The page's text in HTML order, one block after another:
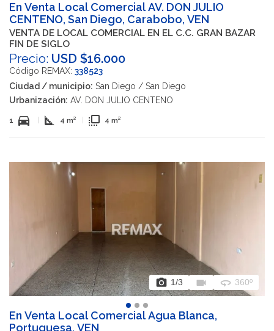
En Venta Local Comercial AV. DON JULIO
CENTENO, San Diego, Carabobo, VEN
VENTA DE LOCAL COMERCIAL EN EL C.C. GRAN BAZAR
FIN DE SIGLO
Precio: USD $16.000
Código REMAX: 338523
Ciudad / municipio: San Diego / San Diego
Urbanización: AV. DON JULIO CENTENO
1 directions_car square_foot 4 m² flip_to_front 4 m²
photo_camera 1/3 videocam 360 360º
En Venta Local Comercial Agua Blanca,
Portuguesa, VEN